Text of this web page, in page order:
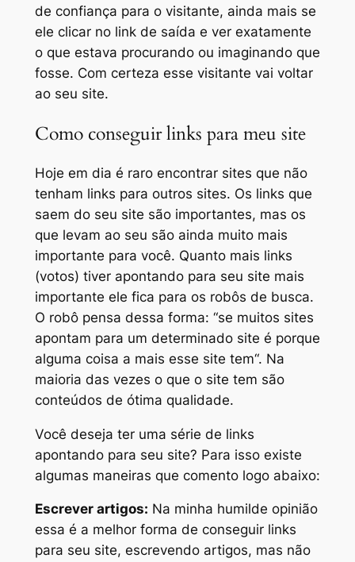
de confiança para o visitante, ainda mais se
ele clicar no link de saída e ver exatamente
o que estava procurando ou imaginando que
fosse. Com certeza esse visitante vai voltar
ao seu site.
Como conseguir links para meu site
Hoje em dia é raro encontrar sites que não
tenham links para outros sites. Os links que
saem do seu site são importantes, mas os
que levam ao seu são ainda muito mais
importante para você. Quanto mais links
(votos) tiver apontando para seu site mais
importante ele fica para os robôs de busca.
O robô pensa dessa forma: “se muitos sites
apontam para um determinado site é porque
alguma coisa a mais esse site tem“. Na
maioria das vezes o que o site tem são
conteúdos de ótima qualidade.
Você deseja ter uma série de links
apontando para seu site? Para isso existe
algumas maneiras que comento logo abaixo:
Escrever artigos: Na minha humilde opinião
essa é a melhor forma de conseguir links
para seu site, escrevendo artigos, mas não